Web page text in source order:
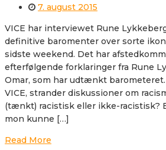
7. august 2015
VICE har interviewet Rune
definitive baromenter over sorte
sidste weekend. Det har
efterfølgende forklaringer fra Rune
Omar, som har udtænkt
VICE, strander diskussioner om
(tænkt) racistisk eller ikke-racistisk?
mon kunne […]
Read More